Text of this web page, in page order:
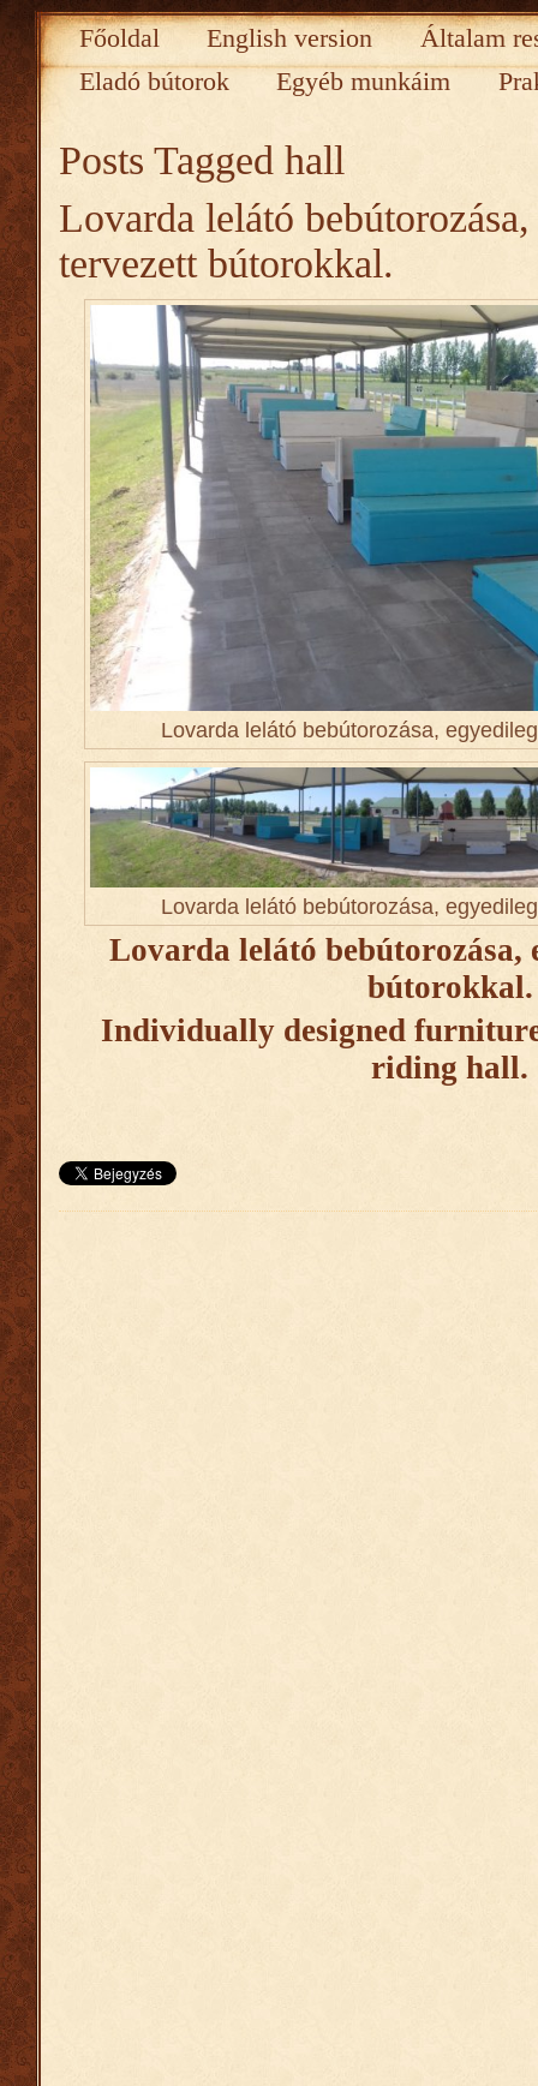
Főoldal English version
Általam
Eladó bútorok
Egyéb munkáim
Posts Tagged hall
Lovarda lelátó
tervezett bútorokkal.
Lovarda lelátó bebútorozása,
Lovarda lelátó bebútorozása,
Lovarda lelátó bebútorozása,
bútorokkal.
Individually designed
riding hall.